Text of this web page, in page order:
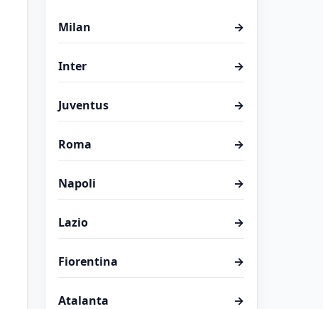
Milan →
Inter →
Juventus →
Roma →
Napoli →
Lazio →
Fiorentina →
Atalanta →